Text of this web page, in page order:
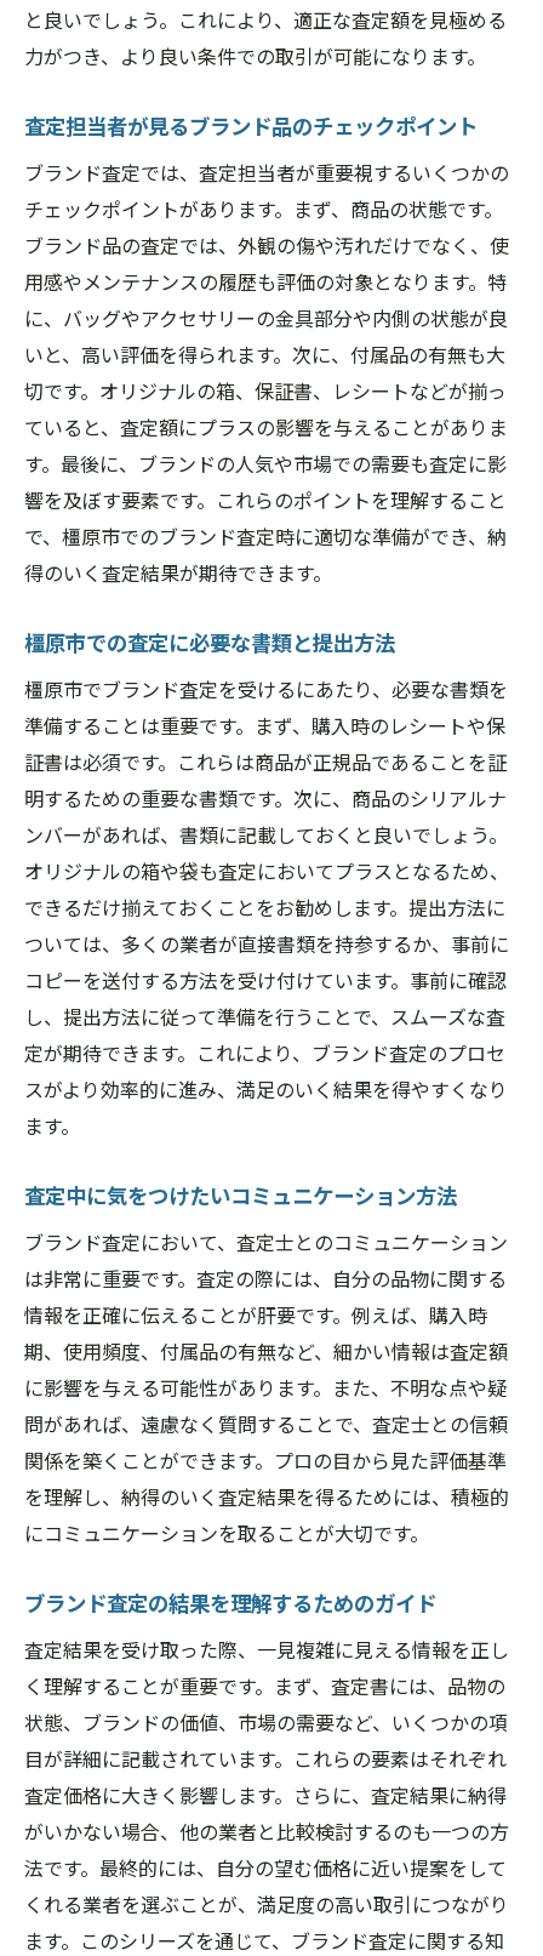
と良いでしょう。これにより、適正な査定額を見極める
力がつき、より良い条件での取引が可能になります。
査定担当者が見るブランド品のチェックポイント
ブランド査定では、査定担当者が重要視するいくつかの
チェックポイントがあります。まず、商品の状態です。
ブランド品の査定では、外観の傷や汚れだけでなく、使
用感やメンテナンスの履歴も評価の対象となります。特
に、バッグやアクセサリーの金具部分や内側の状態が良
いと、高い評価を得られます。次に、付属品の有無も大
切です。オリジナルの箱、保証書、レシートなどが揃っ
ていると、査定額にプラスの影響を与えることがありま
す。最後に、ブランドの人気や市場での需要も査定に影
響を及ぼす要素です。これらのポイントを理解すること
で、橿原市でのブランド査定時に適切な準備ができ、納
得のいく査定結果が期待できます。
橿原市での査定に必要な書類と提出方法
橿原市でブランド査定を受けるにあたり、必要な書類を
準備することは重要です。まず、購入時のレシートや保
証書は必須です。これらは商品が正規品であることを証
明するための重要な書類です。次に、商品のシリアルナ
ンバーがあれば、書類に記載しておくと良いでしょう。
オリジナルの箱や袋も査定においてプラスとなるため、
できるだけ揃えておくことをお勧めします。提出方法に
ついては、多くの業者が直接書類を持参するか、事前に
コピーを送付する方法を受け付けています。事前に確認
し、提出方法に従って準備を行うことで、スムーズな査
定が期待できます。これにより、ブランド査定のプロセ
スがより効率的に進み、満足のいく結果を得やすくなり
ます。
査定中に気をつけたいコミュニケーション方法
ブランド査定において、査定士とのコミュニケーション
は非常に重要です。査定の際には、自分の品物に関する
情報を正確に伝えることが肝要です。例えば、購入時
期、使用頻度、付属品の有無など、細かい情報は査定額
に影響を与える可能性があります。また、不明な点や疑
問があれば、遠慮なく質問することで、査定士との信頼
関係を築くことができます。プロの目から見た評価基準
を理解し、納得のいく査定結果を得るためには、積極的
にコミュニケーションを取ることが大切です。
ブランド査定の結果を理解するためのガイド
査定結果を受け取った際、一見複雑に見える情報を正し
く理解することが重要です。まず、査定書には、品物の
状態、ブランドの価値、市場の需要など、いくつかの項
目が詳細に記載されています。これらの要素はそれぞれ
査定価格に大きく影響します。さらに、査定結果に納得
がいかない場合、他の業者と比較検討するのも一つの方
法です。最終的には、自分の望む価格に近い提案をして
くれる業者を選ぶことが、満足度の高い取引につながり
ます。このシリーズを通じて、ブランド査定に関する知